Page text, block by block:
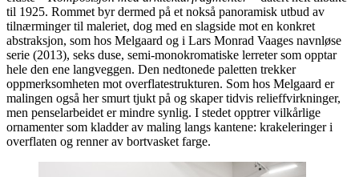
til 1925. Rommet byr dermed på et nokså panoramisk utbud av
tilnærminger til maleriet, dog med en slagside mot en konkret
abstraksjon, som hos Melgaard og i Lars Monrad Vaages navnløse
serie (2013), seks duse, semi-monokromatiske lerreter som opptar
hele den ene langveggen. Den nedtonede paletten trekker
oppmerksomheten mot overflatestrukturen. Som hos Melgaard er
malingen også her smurt tjukt på og skaper tidvis relieffvirkninger,
men penselarbeidet er mindre synlig. I stedet opptrer vilkårlige
ornamenter som kladder av maling langs kantene: krakeleringer i
overflaten og renner av bortvasket farge.